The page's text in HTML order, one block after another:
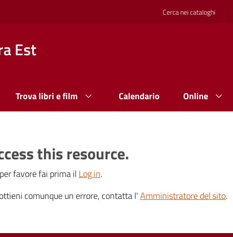
Cerca nei cataloghi
Est
Trova libri e film Calendario Online
this resource.
favore fai prima il Log in.
comunque un errore, contatta l'Amministratore del sito.